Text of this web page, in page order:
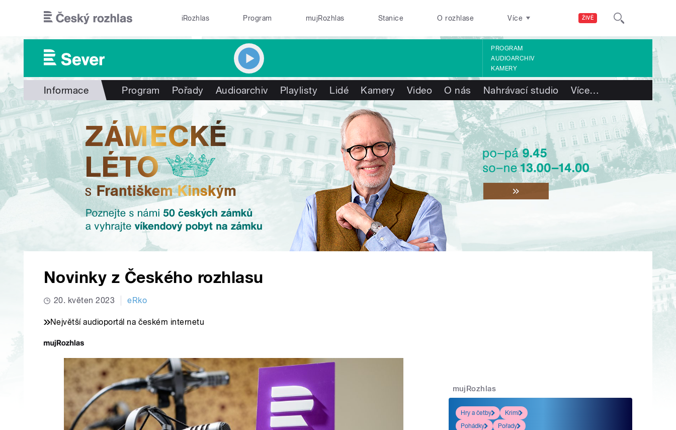
ŽIVĚ
iRozhlas Program mujRozhlas Stanice O rozhlase Více
PROGRAM
AUDIOARCHIV
KAMERY
Informace Program Pořady Audioarchiv Playlisty Lidé Kamery Video O nás Nahrávací studio Více…
Novinky z Českého rozhlasu
20. květen 2023 eRko
Největší audioportál na českém internetu
mujRozhlas
Hry a četby
Krimi
Pohádky
Pořady